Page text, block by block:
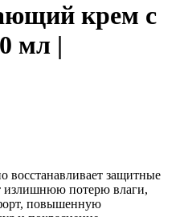
крем с
мл |
восстанавливает защитные
излишнюю потерю влаги,
повышенную